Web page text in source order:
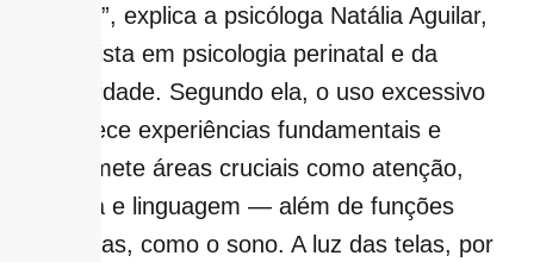
vida real”, explica a psicóloga Natália Aguilar,
especialista em psicologia perinatal e da
parentalidade. Segundo ela, o uso excessivo
empobrece experiências fundamentais e
compromete áreas cruciais como atenção,
memória e linguagem — além de funções
fisiológicas, como o sono. A luz das telas, por